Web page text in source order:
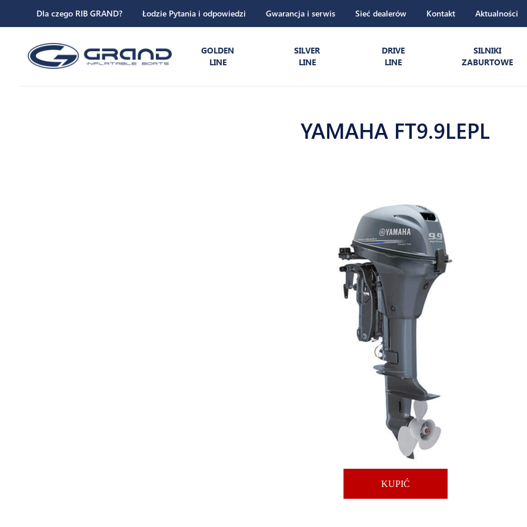
Dla czego RIB GRAND? Łodzie Pytania i odpowiedzi Gwarancja i serwis Sieć dealerów Kontakt Aktualności
GOLDEN
LINE
SILVER
LINE
DRIVE
LINE
SILNIKI
ZABURTOWE
YAMAHA FT9.9LEPL
KUPIĆ